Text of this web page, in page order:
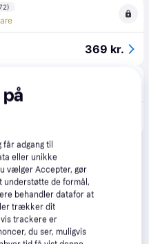
369 kr.
adgang til
eller unikke
vælger Accepter, gør
understøtte de formål,
behandler datafor at
trækker dit
trackere er
du ser, muligvis